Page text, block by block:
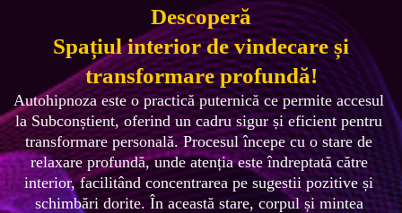
Descoperă
Spațiul interior de vindecare și
transformare profundă!
Autohipnoza este o practică puternică ce permite accesul
la Subconștient, oferind un cadru sigur și eficient pentru
transformare personală. Procesul începe cu o stare de
relaxare profundă, unde atenția este îndreptată către
interior, facilitând concentrarea pe sugestii pozitive și
schimbări dorite. În această stare, corpul și mintea